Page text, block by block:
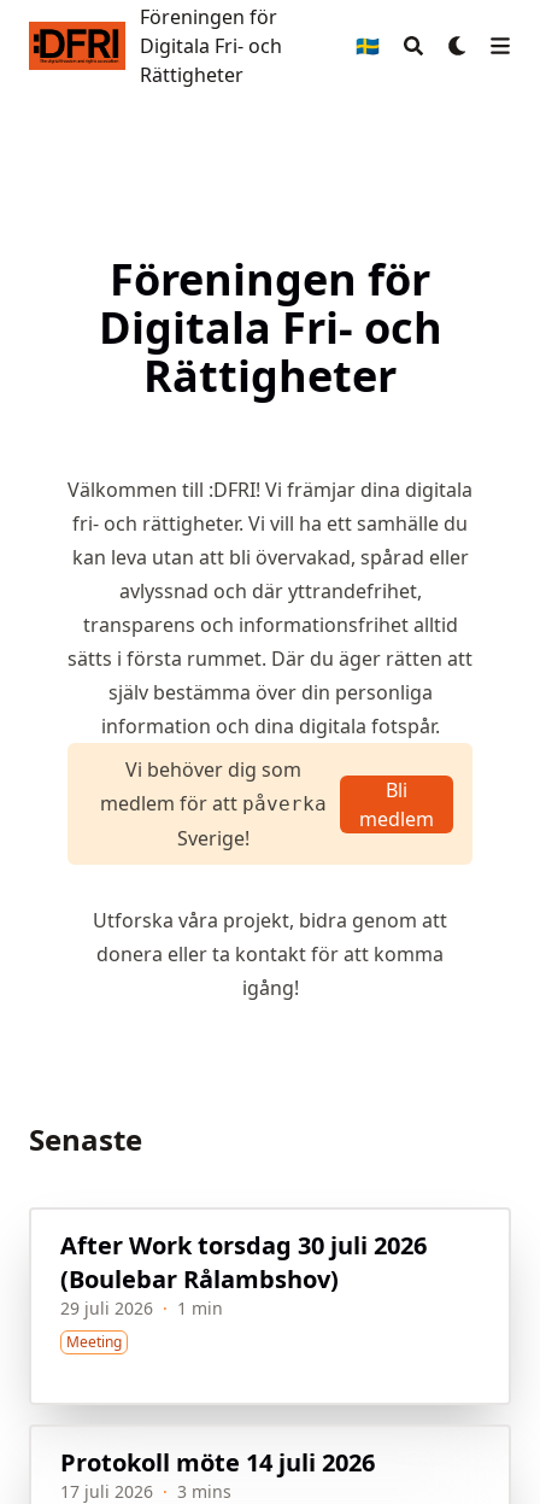
Föreningen för Digitala Fri- och Rättigheter
Föreningen för
Digitala Fri- och
Rättigheter
🇸🇪
Föreningen för
Digitala Fri- och
Rättigheter
Välkommen till :DFRI! Vi främjar dina digitala
fri- och rättigheter. Vi vill ha ett samhälle du
kan leva utan att bli övervakad, spårad eller
avlyssnad och där yttrandefrihet,
transparens och informationsfrihet alltid
sätts i första rummet. Där du äger rätten att
själv bestämma över din personliga
information och dina digitala fotspår.
Vi behöver dig som
medlem för att påverka
Sverige!
Bli
medlem
Utforska våra projekt, bidra genom att
donera eller ta kontaktför att komma
igång!
Senaste
After Work torsdag 30 juli 2026
(Boulebar Rålambshov)
29 juli 2026 · 1 min
Meeting
Protokoll möte 14 juli 2026
17 juli 2026 · 3 mins